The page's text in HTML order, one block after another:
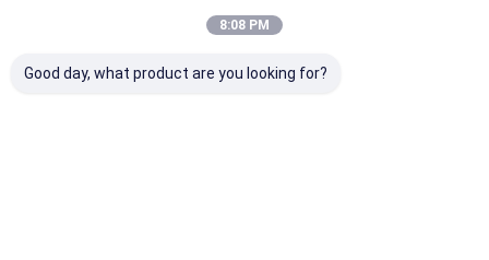
8:08 PM
Good day, what product are you looking for?